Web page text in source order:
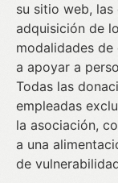
su sitio web,
adquisición de
modalidades
a apoyar a
Todas las
empleadas
la asociación,
a una
de